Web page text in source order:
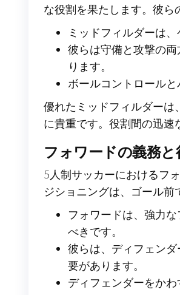
な役割を果たします。彼ら
ミッドフィルダーは
彼らは守備と攻撃の
ります。
ボールコントロール
優れたミッドフィルダーは
に貴重です。役割間の迅速
フォワードの義務と
5人制サッカーにおけるフ
ジショニングは、ゴール前
フォワードは、強力
べきです。
彼らは、ディフェン
要があります。
ディフェンダーをか